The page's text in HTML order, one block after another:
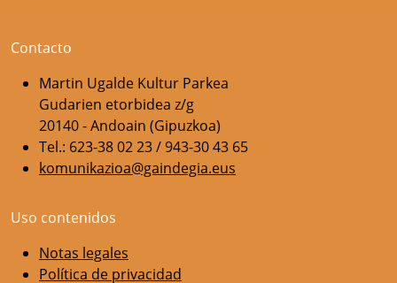
Contacto
Martin Ugalde Kultur Parkea
Gudarien etorbidea z/g
20140 - Andoain (Gipuzkoa)
Tel.: 623-38 02 23 / 943-30 43 65
komunikazioa@gaindegia.eus
Uso contenidos
Notas legales
Política de privacidad